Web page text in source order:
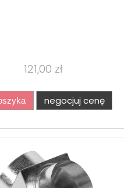
121,00 zł
negocjuj cenę